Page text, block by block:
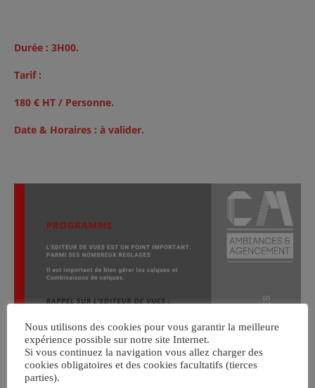
Durée : 3H00.
Tarif :
180 € HT / Personne.
Date & Horaires : à valider.
Nous utilisons des cookies pour vous garantir la meilleure
expérience possible sur notre site Internet.
Si vous continuez la navigation vous allez charger des
cookies obligatoires et des cookies facultatifs (tierces
parties).